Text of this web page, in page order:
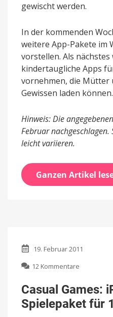
gewischt werden.
In der kommenden
weitere App-Pakete im
vorstellen. Als
kindertaugliche Apps
vornehmen, die Mütter
Gewissen laden können.
Hinweis: Die
Februar
leicht variieren.
Ganzen Artikel
19. Februar 2011
12 Kommentare
Games:
iPhone-
Casual Games:
Spielepaket für